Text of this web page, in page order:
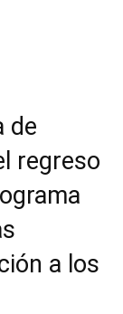
de
regreso
a los